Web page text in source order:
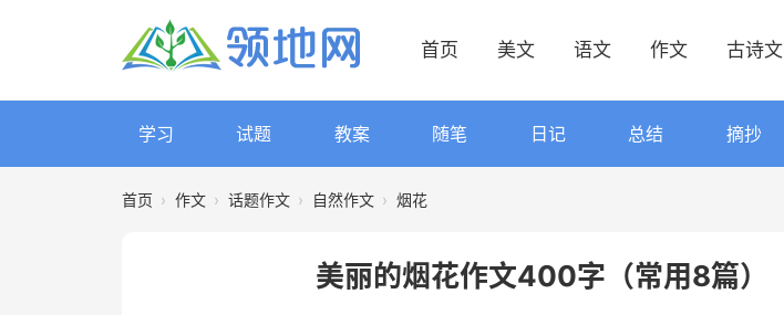
首页 美文 语文 作文 古诗文
学习 试题 教案 随笔 日记 总结 摘抄
首页 › 作文 › 话题作文 › 自然作文 › 烟花
美丽的烟花作文400字（常用8篇）